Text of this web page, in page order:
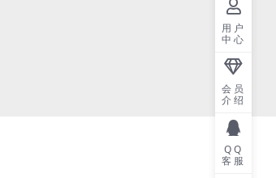
用户
中心
会员
介绍
QQ
客服